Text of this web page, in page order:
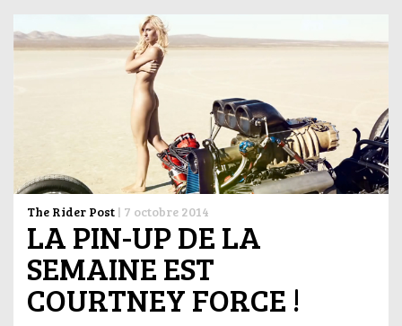
The Rider Post | 7 octobre 2014
LA PIN-UP DE LA
SEMAINE EST
COURTNEY FORCE !